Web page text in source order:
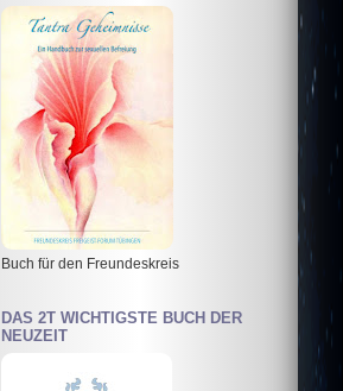
Buch für den Freundeskreis
DAS 2T WICHTIGSTE BUCH DER
NEUZEIT